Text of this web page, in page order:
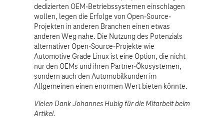
dedizierten OEM-Betriebssystemen einschlagen
wollen, legen die Erfolge von Open-Source-
Projekten in anderen Branchen einen etwas
anderen Weg nahe. Die Nutzung des Potenzials
alternativer Open-Source-Projekte wie
Automotive Grade Linux ist eine Option, die nicht
nur den OEMs und ihren Partner-Ökosystemen,
sondern auch den Automobilkunden im
Allgemeinen einen enormen Wert bieten könnte.
Vielen Dank Johannes Hubig für die Mitarbeit beim
Artikel.